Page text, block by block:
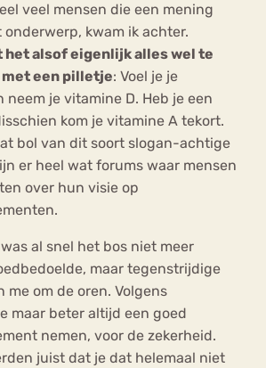
veel mensen die een mening
kwam ik achter.
alsof eigenlijk alles wel te
een pilletje: Voel je je
neem je vitamine D. Heb je een
kom je vitamine A tekort.
bol van dit soort slogan-achtige
er heel wat forums waar mensen
over hun visie op
al snel het bos niet meer
maar tegenstrijdige
me om de oren. Volgens
maar beter altijd een goed
nemen, voor de zekerheid.
juist dat je dat helemaal niet